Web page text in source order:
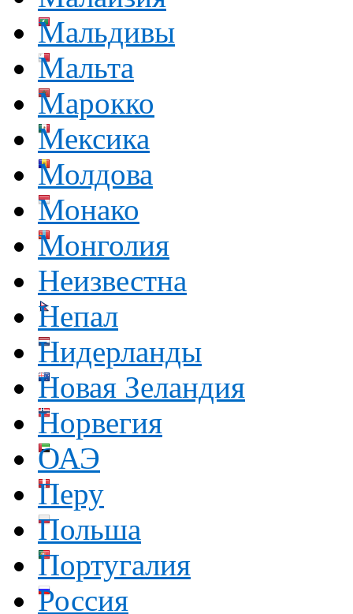
Мальдивы
Мальта
Марокко
Мексика
Молдова
Монако
Монголия
Неизвестна
Непал
Нидерланды
Новая Зеландия
Норвегия
ОАЭ
Перу
Польша
Португалия
Россия